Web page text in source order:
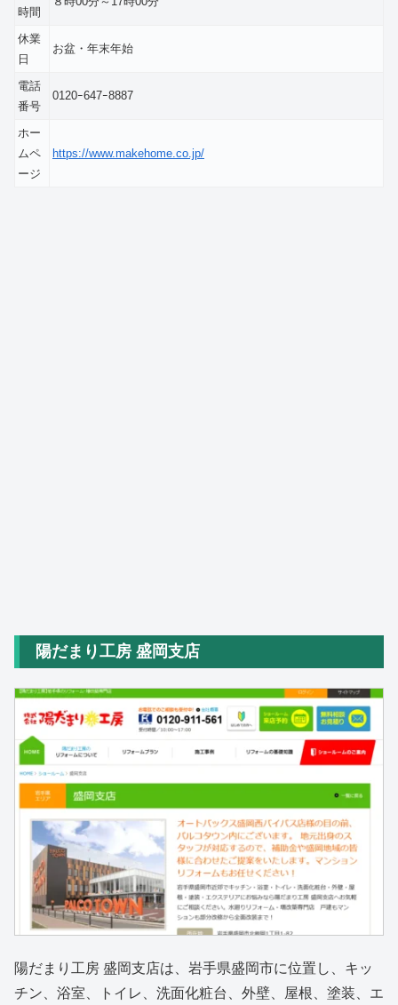
時間
休業
日
お盆・年末年始
電話
番号
0120ｰ647ｰ8887
ホー
ムペ
ージ
https://www.makehome.co.jp/
陽だまり工房 盛岡支店
陽だまり工房 盛岡支店は、岩手県盛岡市に位置し、キッ
チン、浴室、トイレ、洗面化粧台、外壁、屋根、塗装、エ